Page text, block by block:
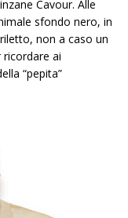
Cavour. Alle
sfondo nero, in
non a caso un
ai
“pepita”